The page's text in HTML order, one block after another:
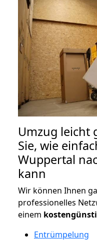
Umzug leicht
Sie, wie
Wuppertal
kann
Wir können Ihnen
professionelles
einem
Entrümpelung